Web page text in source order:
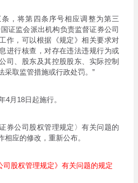
将第四条序号相应调整为第三
证监会派出机构负责监督证券公司
作，可以根据《规定》相关要求对
进行核查，对存在违法违规行为或
司、股东及其控股股东、实际控制
采取监管措施或行政处罚。”
月18日起施行。
公司股权管理规定〉有关问题的
相应的修改，重新公布。
司股权管理规定》有关问题的规定